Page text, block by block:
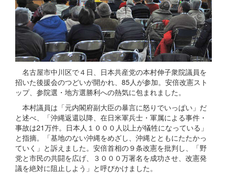
名古屋市中川区で４日、日本共産党の本村伸子衆院議員を
招いた後援会のつどいが開かれ、85人が参加。安倍改憲スト
ップ、参院選・地方選勝利への熱気に包まれました。
本村議員は「元内閣府副大臣の暴言に怒りでいっぱい」だ
と述べ、「沖縄返還以降、在日米軍兵士・軍属による事件・
事故は21万件。日本人１０００人以上が犠牲になっている」
と指摘。「基地のない沖縄をめざし、沖縄とともにたたかっ
ていく」と訴えました。安倍首相の９条改憲を批判し、「野
党と市民の共闘を広げ、３０００万署名を成功させ、改憲発
議を絶対に阻止しよう」と呼びかけました。